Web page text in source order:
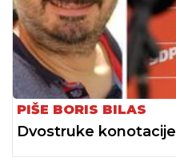
PIŠE BORIS BILAS
Dvostruke konotacije